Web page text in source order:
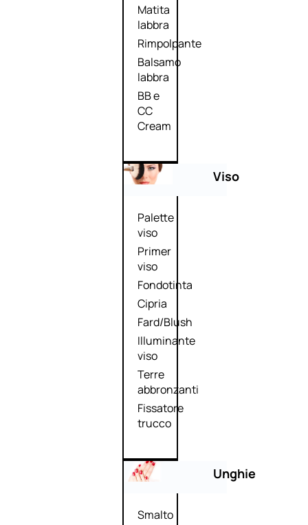
Matita
labbra
Rimpolpante
Balsamo
labbra
BB e
CC
Cream
Viso
Palette
viso
Primer
viso
Fondotinta
Cipria
Fard/Blush
Illuminante
viso
Terre
abbronzanti
Fissatore
trucco
Unghie
Smalto